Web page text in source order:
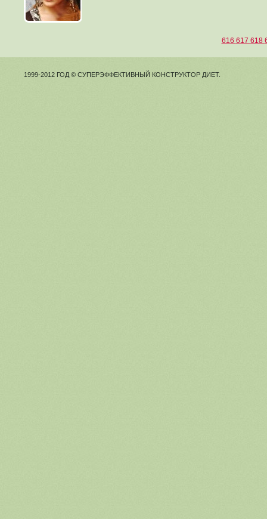
616 617 618
1999-2012 ГОД © СУПЕРЭФФЕКТИВНЫЙ КОНСТРУКТОР ДИЕТ.